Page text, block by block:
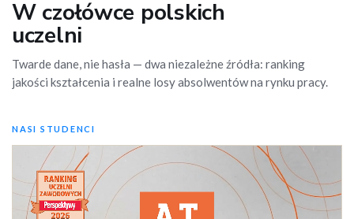
W czołówce polskich
uczelni
Twarde dane, nie hasła — dwa niezależne źródła: ranking
jakości kształcenia i realne losy absolwentów na rynku pracy.
NASI STUDENCI